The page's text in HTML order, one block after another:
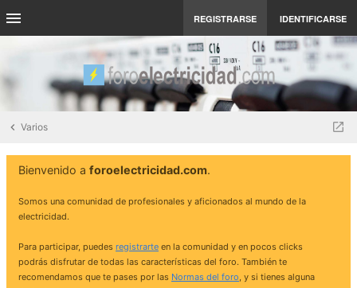
REGISTRARSE IDENTIFICARSE
Varios
Bienvenido a foroelectricidad.com.
Somos una comunidad de profesionales y aficionados al mundo de la
electricidad.
Para participar, puedes registrarte en la comunidad y en pocos clicks
podrás disfrutar de todas las características del foro. También te
recomendamos que te pases por las Normas del foro, y si tienes alguna